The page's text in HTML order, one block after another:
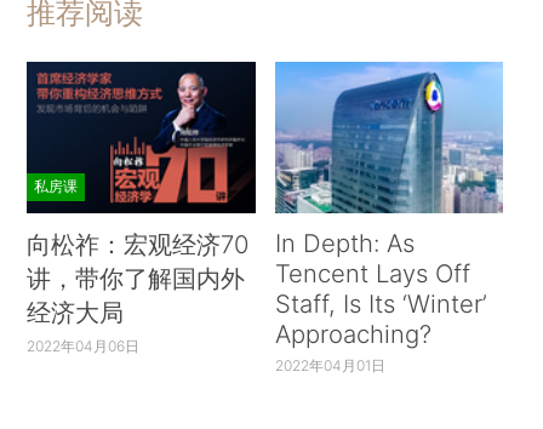
推荐阅读
私房课
向松祚：宏观经济70
讲，带你了解国内外
经济大局
2022年04月06日
In Depth: As
Tencent Lays Off
Staff, Is Its ‘Winter’
Approaching?
2022年04月01日